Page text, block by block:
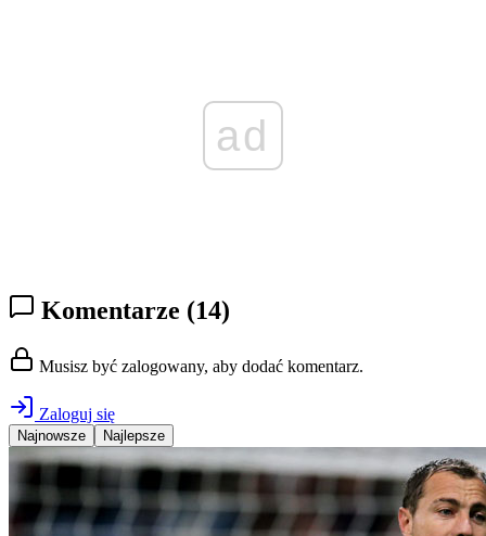
ad
Komentarze (14)
Musisz być zalogowany, aby dodać komentarz.
Zaloguj się
Najnowsze Najlepsze